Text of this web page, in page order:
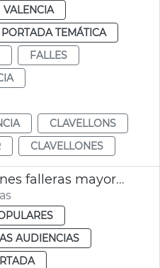
VALENCIA
TEMÁTICA
FALLES
CLAVELLONS
CLAVELLONES
Adjudicación espolines falleras mayores València 2027 y 2028
AUDIENCIAS